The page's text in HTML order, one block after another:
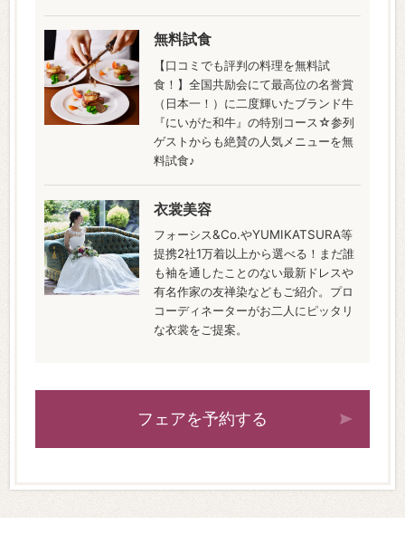
無料試食
【口コミでも評判の料理を無料試
食！】全国共励会にて最高位の名誉賞
（日本一！）に二度輝いたブランド牛
『にいがた和牛』の特別コース☆参列
ゲストからも絶賛の人気メニューを無
料試食♪
衣裳美容
フォーシス&Co.やYUMIKATSURA等
提携2社1万着以上から選べる！まだ誰
も袖を通したことのない最新ドレスや
有名作家の友禅染などもご紹介。プロ
コーディネーターがお二人にピッタリ
な衣裳をご提案。
フェアを予約する